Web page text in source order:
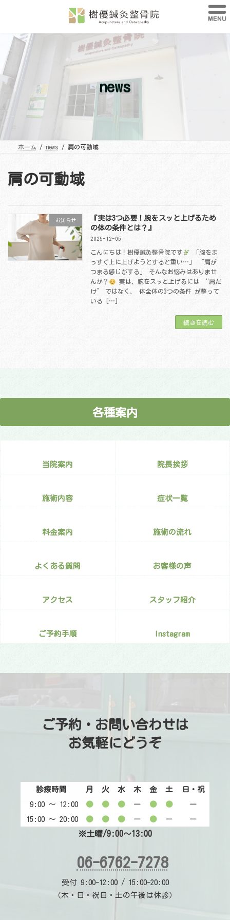
キ
ッ
プ
に
移
動
news
ホーム news 肩の可動域
肩の可動域
お知らせ
『実は3つ必要！腕をスッと上げるため
の体の条件とは？』
2025-12-05
こんにちは！樹優鍼灸整骨院です
「腕をま
っすぐ上に上げようとすると重い…」 「肩が
つまる感じがする」 そんなお悩みはありませ
んか？
実は、腕をスッと上げるには “肩だ
け” ではなく、 体全体の3つの条件 が整って
いる […]
続きを読む
各種案内
当院案内 院長挨拶
施術内容 症状一覧
料金案内 施術の流れ
よくある質問 お客様の声
アクセス スタッフ紹介
ご予約手順 Instagram
ご予約・お問い合わせは
お気軽にどうぞ
診療時間 月 火 水 木 金 土
日・祝
9:00 〜 12:00
● ● ● ー ● ●
ー
15:00 〜 20:00
● ● ● ー ● ー ー
※土曜/9:00～13:00
06-6762-7278
受付 9:00-12:00 / 15:00-20:00
（木・日・祝日・土の午後は休診）